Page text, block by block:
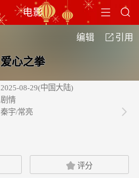
 
电影
编辑  引用
爱心之拳
2025-08-29(中国大陆)
剧情
秦宇/常亮

 评分